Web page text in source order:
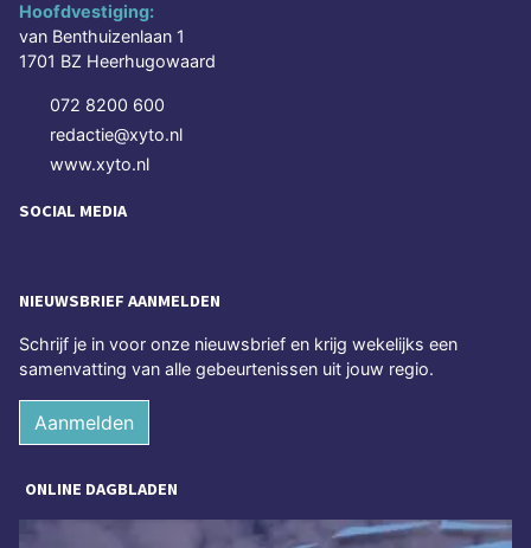
Hoofdvestiging:
van Benthuizenlaan 1
1701 BZ Heerhugowaard
072 8200 600
redactie@xyto.nl
www.xyto.nl
SOCIAL MEDIA
NIEUWSBRIEF AANMELDEN
Schrijf je in voor onze nieuwsbrief en krijg wekelijks een
samenvatting van alle gebeurtenissen uit jouw regio.
Aanmelden
ONLINE DAGBLADEN